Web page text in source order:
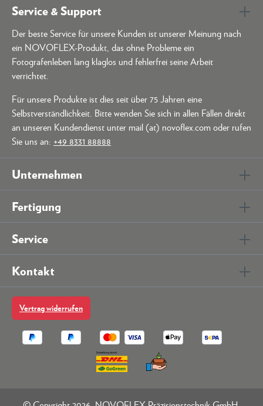
Service & Support
Der beste Service für unsere Kunden ist unserer Meinung nach
ein NOVOFLEX-Produkt, das ohne Probleme ein
Fotografenleben lang klaglos und fehlerfrei seine Arbeit
verrichtet.
Für unsere Produkte ist dies seit über 75 Jahren eine
Selbstverständlichkeit. Bitte wenden Sie sich in allen Fällen direkt
an unseren Kundendienst unter mail (at) novoflex.com oder rufen
Sie uns an: +49 8331 88888
Unternehmen
Fertigung
Service
Kontakt
Vertrag widerrufen